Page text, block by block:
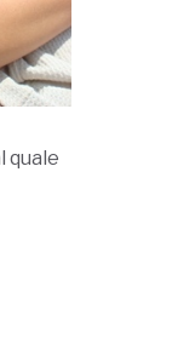
quale